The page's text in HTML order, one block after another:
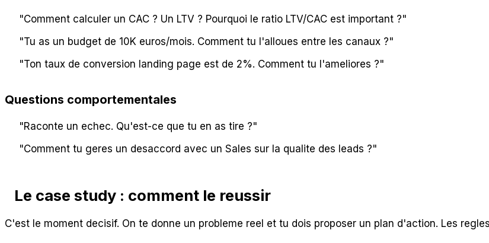
"Comment calculer un CAC ? Un LTV ? Pourquoi le ratio LTV/CAC est important ?"
"Tu as un budget de 10K euros/mois. Comment tu l'alloues entre les canaux ?"
"Ton taux de conversion landing page est de 2%. Comment tu l'ameliores ?"
Questions comportementales
"Raconte un echec. Qu'est-ce que tu en as tire ?"
"Comment tu geres un desaccord avec un Sales sur la qualite des leads ?"
Le case study : comment le reussir
C'est le moment decisif. On te donne un probleme reel et tu dois proposer un plan d'action. Les